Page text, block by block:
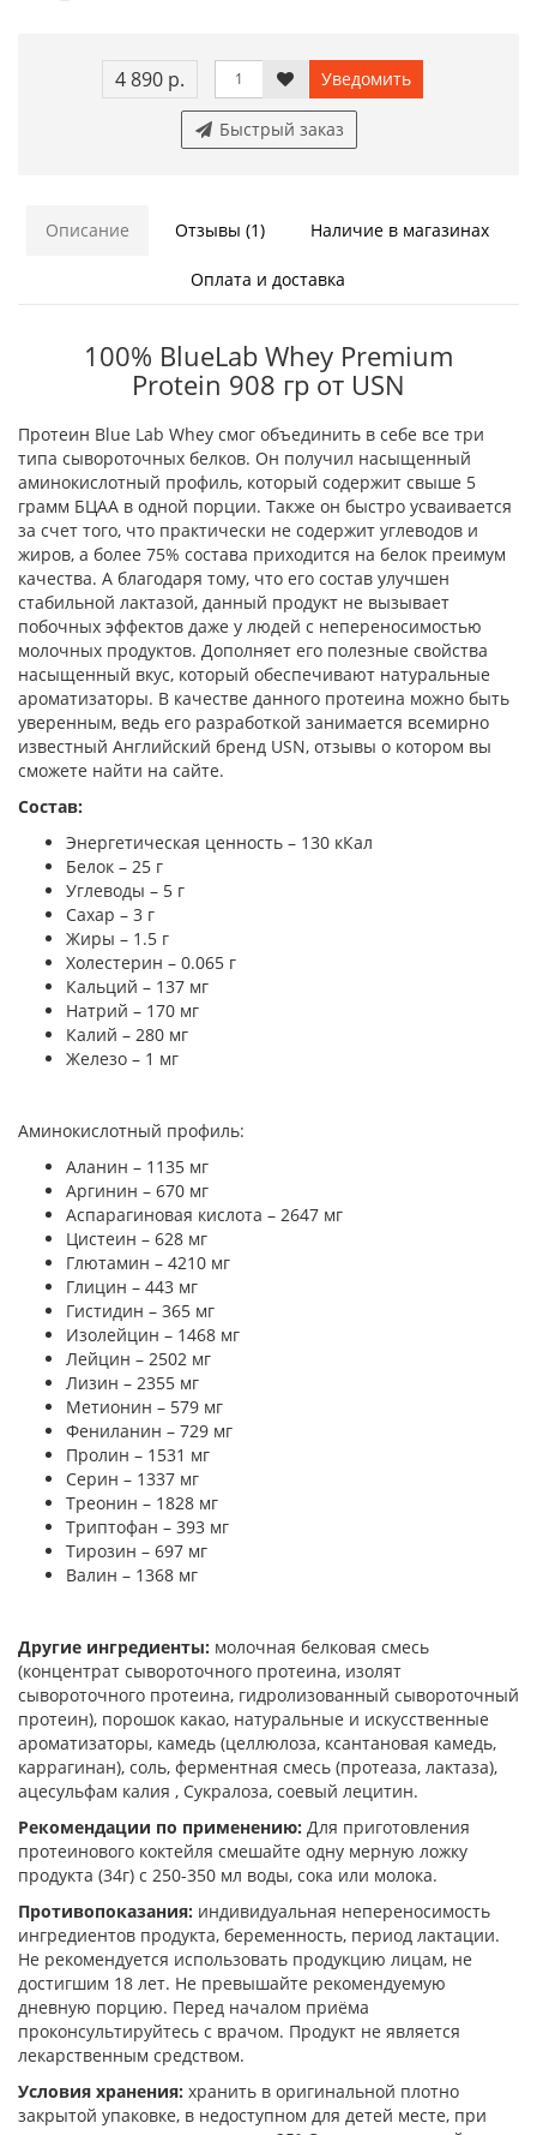
4 890 р. Уведомить
Быстрый заказ
Описание Отзывы (1) Наличие в магазинах
Оплата и доставка
100% BlueLab Whey Premium
Protein 908 гр от USN
Протеин Blue Lab Whey смог объединить в себе все три
типа сывороточных белков. Он получил насыщенный
аминокислотный профиль, который содержит свыше 5
грамм БЦАА в одной порции. Также он быстро усваивается
за счет того, что практически не содержит углеводов и
жиров, а более 75% состава приходится на белок преимум
качества. А благодаря тому, что его состав улучшен
стабильной лактазой, данный продукт не вызывает
побочных эффектов даже у людей с непереносимостью
молочных продуктов. Дополняет его полезные свойства
насыщенный вкус, который обеспечивают натуральные
ароматизаторы. В качестве данного протеина можно быть
уверенным, ведь его разработкой занимается всемирно
известный Английский бренд USN, отзывы о котором вы
сможете найти на сайте.
Состав:
Энергетическая ценность – 130 кКал
Белок – 25 г
Углеводы – 5 г
Сахар – 3 г
Жиры – 1.5 г
Холестерин – 0.065 г
Кальций – 137 мг
Натрий – 170 мг
Калий – 280 мг
Железо – 1 мг
Аминокислотный профиль:
Аланин – 1135 мг
Аргинин – 670 мг
Аспарагиновая кислота – 2647 мг
Цистеин – 628 мг
Глютамин – 4210 мг
Глицин – 443 мг
Гистидин – 365 мг
Изолейцин – 1468 мг
Лейцин – 2502 мг
Лизин – 2355 мг
Метионин – 579 мг
Фениланин – 729 мг
Пролин – 1531 мг
Серин – 1337 мг
Треонин – 1828 мг
Триптофан – 393 мг
Тирозин – 697 мг
Валин – 1368 мг
Другие ингредиенты: молочная белковая смесь
(концентрат сывороточного протеина, изолят
сывороточного протеина, гидролизованный сывороточный
протеин), порошок какао, натуральные и искусственные
ароматизаторы, камедь (целлюлоза, ксантановая камедь,
каррагинан), соль, ферментная смесь (протеаза, лактаза),
ацесульфам калия , Сукралоза, соевый лецитин.
Рекомендации по применению: Для приготовления
протеинового коктейля смешайте одну мерную ложку
продукта (34г) с 250-350 мл воды, сока или молока.
Противопоказания: индивидуальная непереносимость
ингредиентов продукта, беременность, период лактации.
Не рекомендуется использовать продукцию лицам, не
достигшим 18 лет. Не превышайте рекомендуемую
дневную порцию. Перед началом приёма
проконсультируйтесь с врачом. Продукт не является
лекарственным средством.
Условия хранения: хранить в оригинальной плотно
закрытой упаковке, в недоступном для детей месте, при